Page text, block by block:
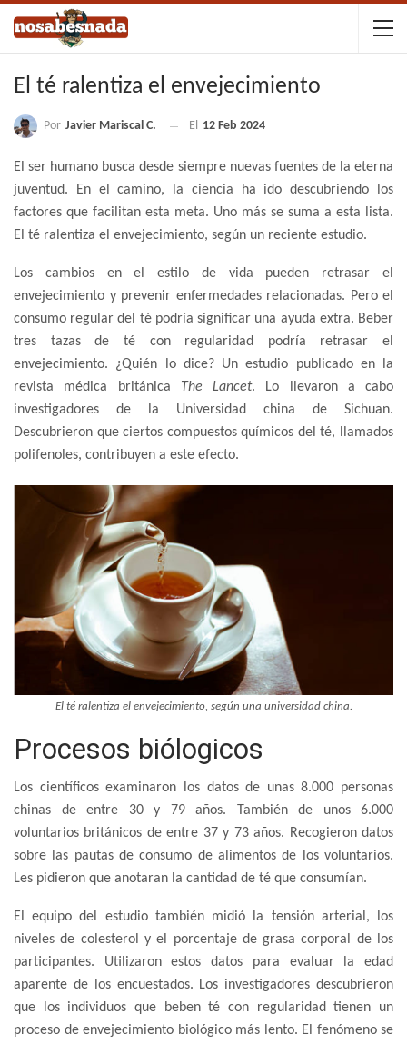
El té ralentiza el envejecimiento
Por Javier Mariscal C. El 12 Feb 2024
El ser humano busca desde siempre nuevas fuentes de la eterna
juventud. En el camino, la ciencia ha ido descubriendo los
factores que facilitan esta meta. Uno más se suma a esta lista.
El té ralentiza el envejecimiento, según un reciente estudio.
Los cambios en el estilo de vida pueden retrasar el
envejecimiento y prevenir enfermedades relacionadas. Pero el
consumo regular del té podría significar una ayuda extra. Beber
tres tazas de té con regularidad podría retrasar el
envejecimiento. ¿Quién lo dice? Un estudio publicado en la
revista médica británica
The Lancet. Lo llevaron a cabo
investigadores de la Universidad china de Sichuan.
Descubrieron que ciertos compuestos químicos del té, llamados
polifenoles, contribuyen a este efecto.
El té ralentiza el envejecimiento, según una universidad china.
Procesos biólogicos
Los científicos examinaron los datos de unas 8.000 personas
chinas de entre 30 y 79 años. También de unos 6.000
voluntarios británicos de entre 37 y 73 años. Recogieron datos
sobre las pautas de consumo de alimentos de los voluntarios.
Les pidieron que anotaran la cantidad de té que consumían.
El equipo del estudio también midió la tensión arterial, los
niveles de colesterol y el porcentaje de grasa corporal de los
participantes. Utilizaron estos datos para evaluar la edad
aparente de los encuestados. Los investigadores descubrieron
que los individuos que beben té con regularidad tienen un
proceso de envejecimiento biológico más lento. El fenómeno se